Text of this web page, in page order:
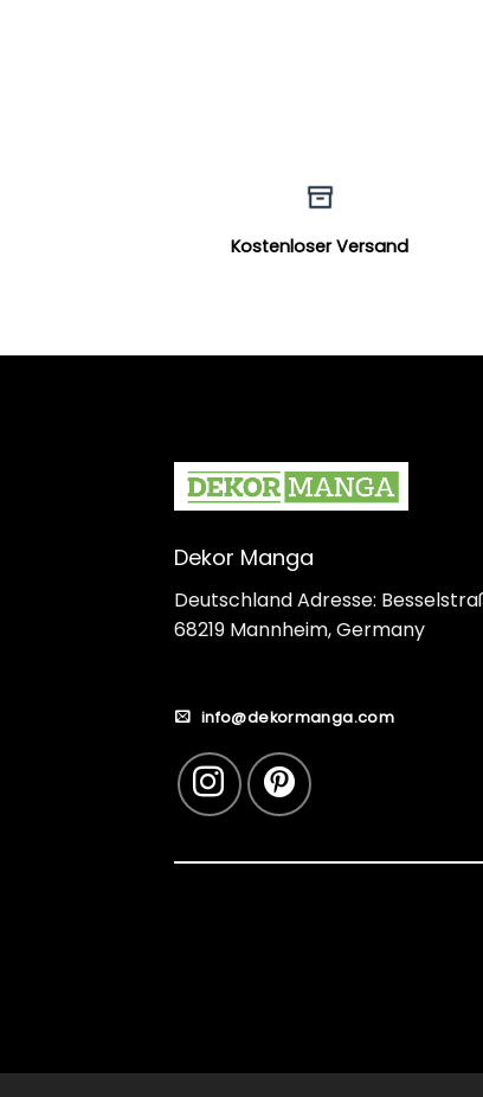
Kostenloser Versand
Dekor Manga
Deutschland Adresse:
68219 Mannheim, Germany
info@dekormanga.com